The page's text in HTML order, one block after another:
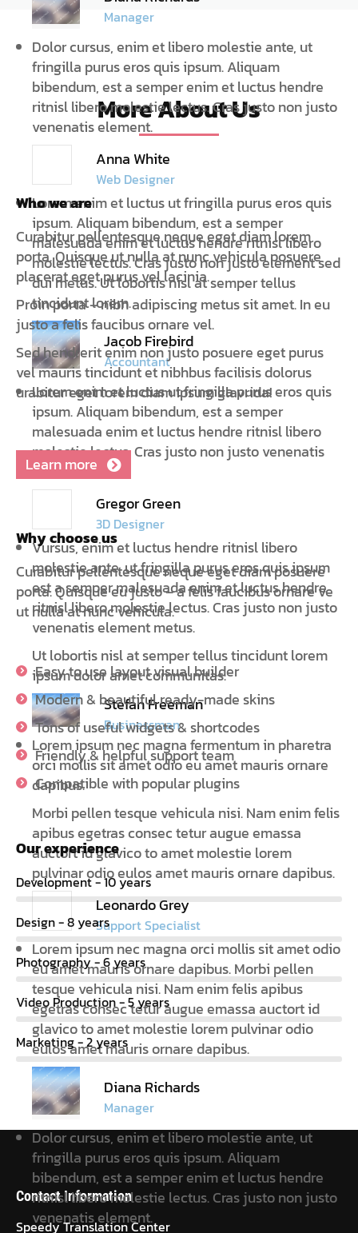
Manager
Dolor cursus, enim et libero molestie ante, ut
fringilla purus eros quis ipsum. Aliquam
bibendum, est a semper enim et luctus hendre
ritnisl libero molestie lectus. Cras justo non justo
venenatis element.
Anna White
Web Designer
Lorem enim et luctus ut fringilla purus eros quis
ipsum. Aliquam bibendum, est a semper
malesuada enim et luctus hendre ritnisl libero
molestie lectus. Cras justo non justo element sed
dui metus. Ut lobortis nisl at semper tellus
tincidunt lorem.
Jacob Firebird
Accountant
Lorem enim et luctus ut fringilla purus eros quis
ipsum. Aliquam bibendum, est a semper
malesuada enim et luctus hendre ritnisl libero
molestie lectus. Cras justo non justo venenatis
element.
Gregor Green
3D Designer
Vursus, enim et luctus hendre ritnisl libero
molestie ante, ut fringilla purus eros quis ipsum
est a semper malesuada enim et luctus hendre
ritnisl libero molestie lectus. Cras justo non justo
venenatis element metus.
Ut lobortis nisl at semper tellus tincidunt lorem
ipsum dolor amet communitas.
Stefan Freeman
Businessman
Lorem ipsum nec magna fermentum in pharetra
orci mollis sit amet odio eu amet mauris ornare
dapibus.
Morbi pellen tesque vehicula nisi. Nam enim felis
apibus egetras consec tetur augue emassa
auctort id glavico to amet molestie lorem
pulvinar odio eulos amet mauris ornare dapibus.
Leonardo Grey
Support Specialist
Lorem ipsum nec magna orci mollis sit amet odio
eu amet mauris ornare dapibus. Morbi pellen
tesque vehicula nisi. Nam enim felis apibus
egetras consec tetur augue emassa auctort id
glavico to amet molestie lorem pulvinar odio
eulos amet mauris ornare dapibus.
Diana Richards
Manager
Dolor cursus, enim et libero molestie ante, ut
fringilla purus eros quis ipsum. Aliquam
bibendum, est a semper enim et luctus hendre
ritnisl libero molestie lectus. Cras justo non justo
venenatis element.
More About Us
Who we are
Curabitur pellentesque neque eget diam lorem
porta. Quisque ut nulla at nunc vehicula posuere
placerat eget purus vel lacinia.
Proin porta – nibh adipiscing metus sit amet. In eu
justo a felis faucibus ornare vel.
Sed hendrerit enim non justo posuere eget purus
vel mauris tincidunt et nibhbus facilisis dolorus
urabitur eget lorem diam ipsum glavrida!
Learn more
Why choose us
Curabitur pellentesque neque eget diam posuere
porta. Quisque eu justo – a felis faucibus ornare ve
ut nulla at nunc vehicula.
Easy to use layout visual builder
Modern & beautiful ready-made skins
Tons of useful widgets & shortcodes
Friendly & helpful support team
Compatible with popular plugins
Our experience
Development - 10 years
Design - 8 years
Photography - 6 years
Video Production - 5 years
Marketing - 2 years
Contact Information
Speedy Translation Center